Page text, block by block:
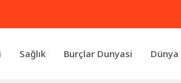
Sağlık Burçlar Dunyasi